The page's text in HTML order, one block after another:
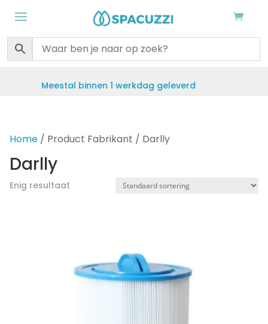
binnen 1 werkdag geleverd
Home/ Product Fabrikant / Darlly
Darlly
Enig resultaat